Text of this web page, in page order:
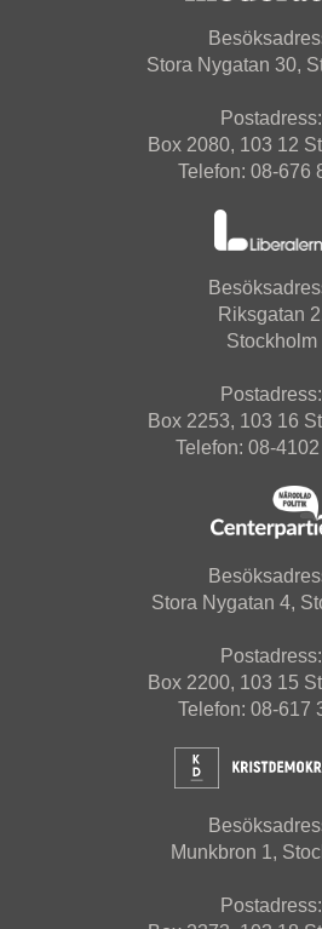
Stora Nygatan 30,
Postadress:
Box 2080, 103 12
Telefon: 08-676
Riksgatan
Stockholm
Postadress:
Box 2253, 103 16
Telefon: 08-
Stora Nygatan 4,
Postadress:
Box 2200, 103 15
Telefon: 08-617
Munkbron 1,
Postadress: